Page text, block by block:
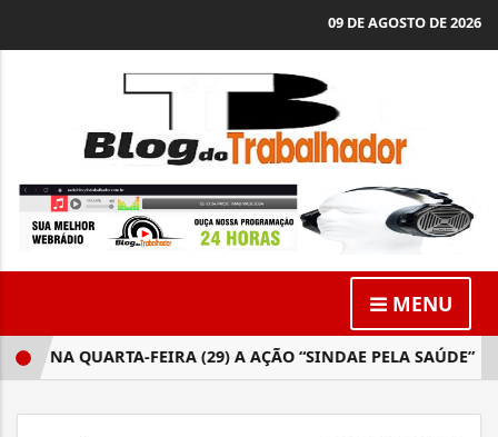
09 DE AGOSTO DE 2026
MENU
NA QUARTA-FEIRA (29) A AÇÃO “SINDAE PELA SAÚDE”